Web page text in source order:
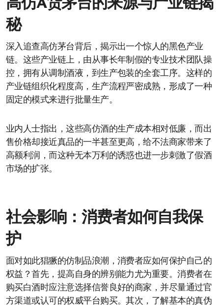
高仿A货茅台的来源与产业链揭
秘
深入追查高仿茅台背后，揭示出一个惊人的黑色产业
链。这些产业链上，由从事长年制假的专业技术团队操
控，拥有从调制酒液，到生产包装的全套工序。这样的
产业链组织化程度高，生产流程严密成熟，形成了一种
固定的模式来进行批量生产。
业内人士指出，这些高仿酒的生产成本相对低廉，而出
售价格却接近真品的一半甚至更高，给不法商家带来了
高额利润，而这种无本万利的诱惑也进一步刺激了假酒
市场的扩张。
社会影响：消费者如何自我保
护
面对如此猖獗的仿制品浪潮，消费者应如何保护自己的
权益？首先，提高自身的辨别能力尤为重要。消费者在
购买白酒时应注意选择信誉良好的商家，并尽量通过官
方渠道或认可的权威平台购买。其次，了解基本的真伪